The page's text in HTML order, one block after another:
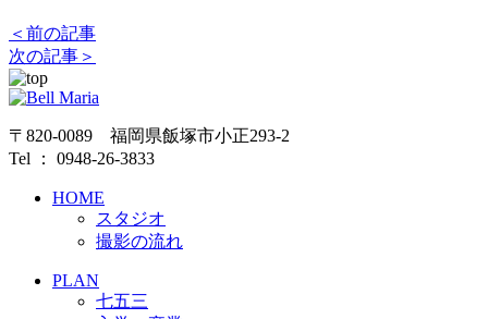
＜前の記事
次の記事＞
〒820-0089 福岡県飯塚市小正293-2
Tel ： 0948-26-3833
HOME
スタジオ
撮影の流れ
PLAN
七五三